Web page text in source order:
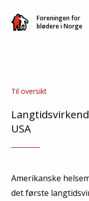
Foreningen for
blødere i Norge
Til oversikt
USA
Amerikanske
det første